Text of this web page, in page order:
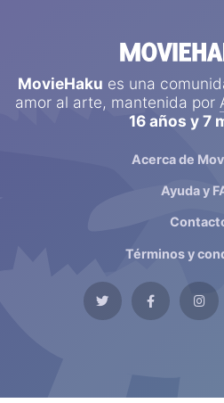
MovieHaku es una
amor al arte, mantenida por
16 años y 7
Acerca de
Ayuda y
Términos y